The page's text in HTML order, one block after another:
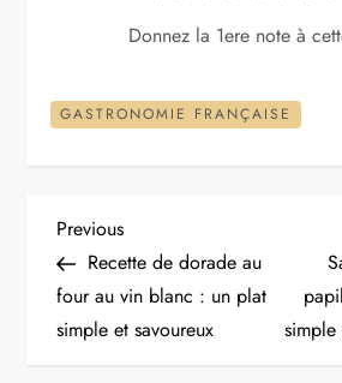
Donnez la 1ere note à
GASTRONOMIE FRANÇAISE
N
a
v
Previous
Post
Previous
Recette de dorade au
four au vin blanc : un plat
simple et savoureux
simple